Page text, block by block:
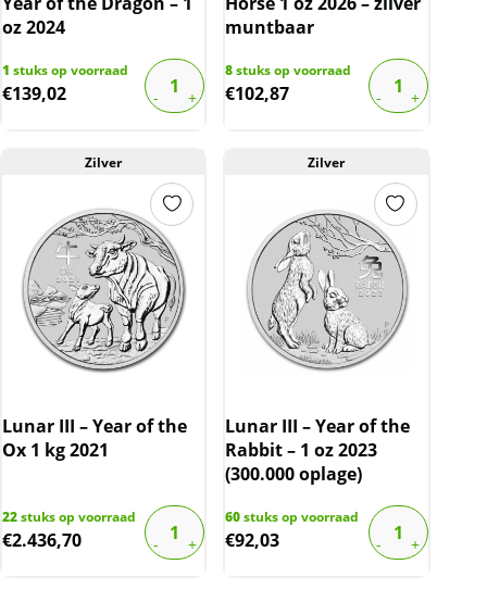
oz 2024
1 stuks op voorraad
€139,02
muntbaar
8stuks op voorraad
€102,87
Zilver
Lunar III – Year of the
Ox 1 kg 2021
22stuks op voorraad
€2.436,70
Zilver
Lunar III – Year of the
Rabbit – 1 oz 2023
(300.000 oplage)
60stuks op voorraad
€92,03